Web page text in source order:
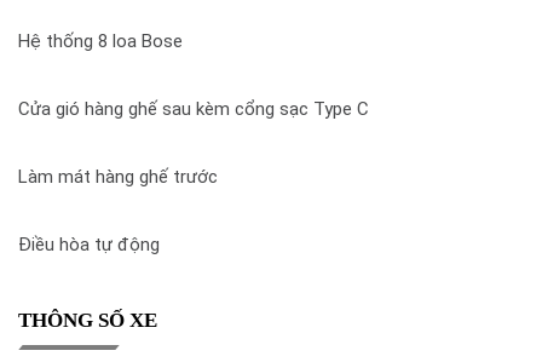
Hệ thống 8 loa Bose
Cửa gió hàng ghế sau kèm cổng sạc Type C
Làm mát hàng ghế trước
Điều hòa tự động
THÔNG SỐ XE